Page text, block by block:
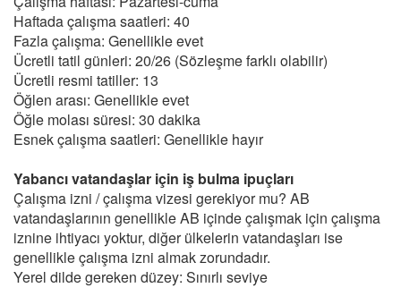
Haftada çalışma saatleri: 40
Fazla çalışma: Genellikle evet
Ücretli tatil günleri: 20/26 (Sözleşme farklı olabilir)
Ücretli resmi tatiller: 13
Öğlen arası: Genellikle evet
Öğle molası süresi: 30 dakika
Esnek çalışma saatleri: Genellikle hayır
Yabancı vatandaşlar için iş bulma ipuçları
Çalışma izni / çalışma vizesi gerekiyor mu? AB
vatandaşlarının genellikle AB içinde çalışmak için çalışma
iznine ihtiyacı yoktur, diğer ülkelerin vatandaşları ise
genellikle çalışma izni almak zorundadır.
Yerel dilde gereken düzey: Sınırlı seviye